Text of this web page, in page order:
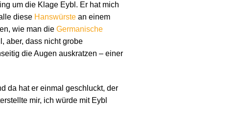
um die Klage Eybl. Er hat mich
diese Hanswürste an einem
wie man die Germanische
aber, dass nicht grobe
die Augen auskratzen – einer
da hat er einmal geschluckt, der
mir, ich würde mit Eybl